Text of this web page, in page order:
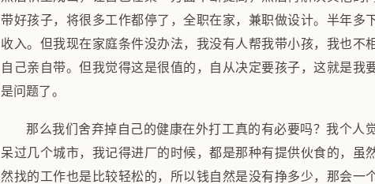
带好孩子，将很多工作都停了，全职在家，兼职做设计。半年多
收入。但我现在家庭条件没办法，我没有人帮我带小孩，我也不
自己亲自带。但我觉得这是很值的，自从决定要孩子，这就是我
是问题了。
那么我们舍弃掉自己的健康在外打工真的有必要吗？我个人
呆过几个城市，我记得进厂的时候，都是那种有提供伙食的，虽
然找的工作也是比较轻松的，所以钱自然是没有挣多少，那会一